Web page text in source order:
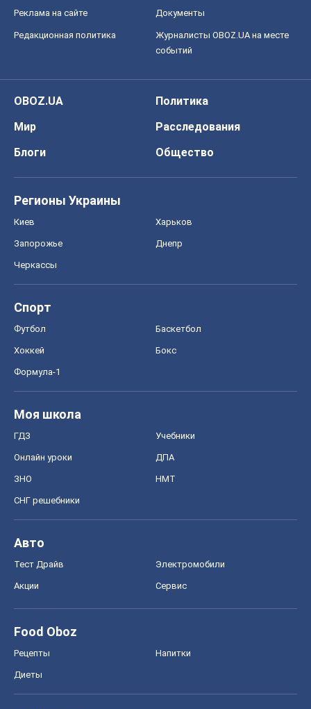
Реклама на сайте Документы
Редакционная политика
Журналисты OBOZ.UA на месте
событий
OBOZ.UA
Политика
Мир
Расследования
Блоги
Общество
Регионы Украины
Киев Харьков
Запорожье Днепр
Черкассы
Спорт
Футбол Баскетбол
Хоккей Бокс
Формула-1
Моя школа
ГДЗ Учебники
Онлайн уроки ДПА
ЗНО НМТ
СНГ решебники
Авто
Тест Драйв Электромобили
Акции Сервис
Food Oboz
Рецепты Напитки
Диеты